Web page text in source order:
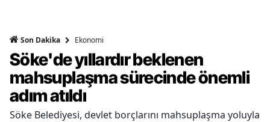
Son Dakika Ekonomi
Söke'de yıllardır beklenen
mahsuplaşma sürecinde önemli
adım atıldı
Söke Belediyesi, devlet borçlarını mahsuplaşma yoluyla